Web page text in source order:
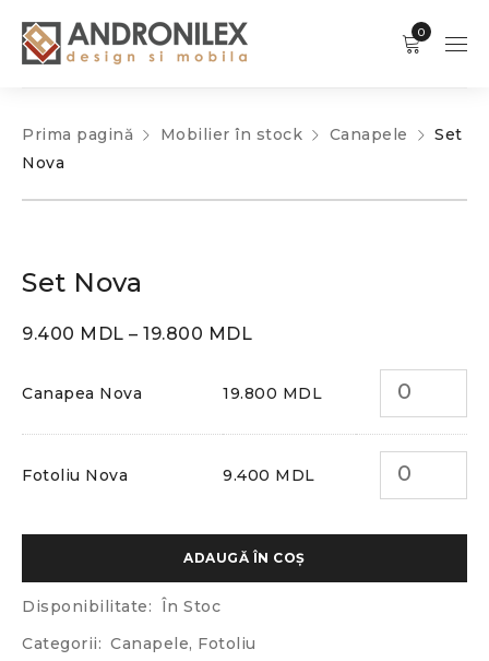
0
Prima pagină Mobilier în stock Canapele
Set
Nova
Set Nova
9.400 MDL – 19.800 MDL
Canapea Nova 19.800 MDL
Fotoliu Nova 9.400 MDL
ADAUGĂ ÎN COȘ
Disponibilitate: În Stoc
Categorii: Canapele, Fotoliu